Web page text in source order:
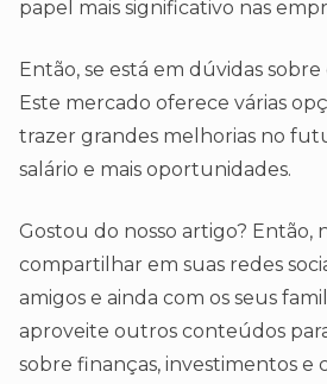
papel mais significativo nas
Então, se está em dúvidas
Este mercado oferece várias
trazer grandes melhorias no
salário e mais oportunidades.
Gostou do nosso artigo? Então,
compartilhar em suas redes
amigos e ainda com os seus
aproveite outros conteúdos
sobre finanças, investimentos e